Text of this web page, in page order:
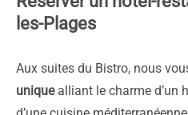
les-Plages
Aux suites du Bistro, nous
uniquealliant le charme d’un